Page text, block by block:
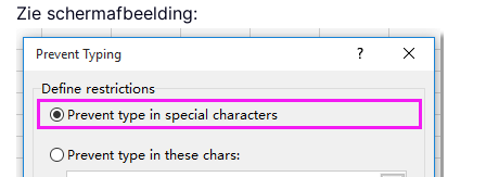
Zie schermafbeelding: